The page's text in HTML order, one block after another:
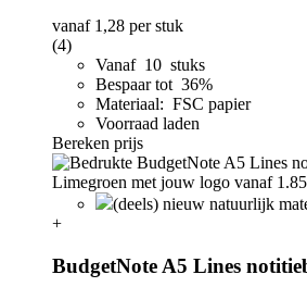
vanaf 1,28 per stuk
(4)
Vanaf 10 stuks
Bespaar tot 36%
Materiaal: FSC papier
Voorraad laden
Bereken prijs
(deels) nieuw natuurlijk
+
BudgetNote A5 Lines